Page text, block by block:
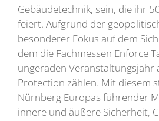
Gebäudetechnik, sein, die ihr
feiert. Aufgrund der
besonderer Fokus auf dem
dem die Fachmessen Enforce
ungeraden Veranstaltungsjahr
Protection zählen. Mit diesem
Nürnberg Europas führender
innere und äußere Sicherheit,